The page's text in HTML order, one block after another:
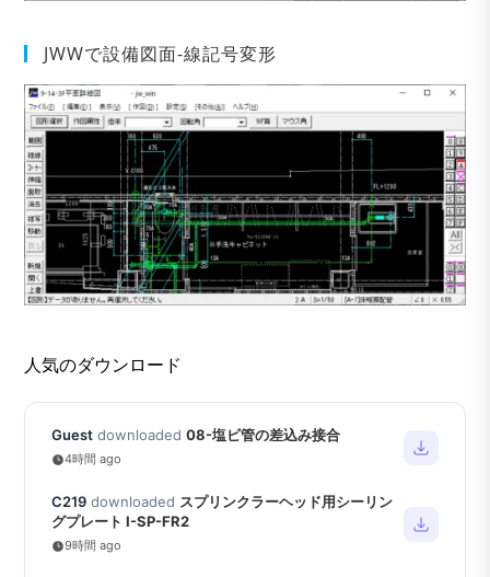
JWWで設備図面-線記号変形
人気のダウンロード
Guest downloaded 08-塩ビ管の差込み接合
4時間 ago
C219 downloaded スプリンクラーヘッド用シーリン
グプレート I-SP-FR2
9時間 ago